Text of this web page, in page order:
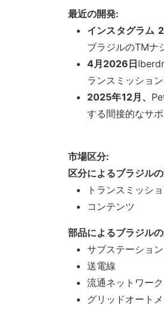
最近の開発:
インスタグラム
ブラジルのTMナ
4月2026日
ランスミッショ
2025年12月、
する間接的なサ
市場区分:
区分によるブラジル
トランスミッシ
コンテンツ
部品によるブラジル
サブステーション
送電線
流通ネットワーク
グリッドオート